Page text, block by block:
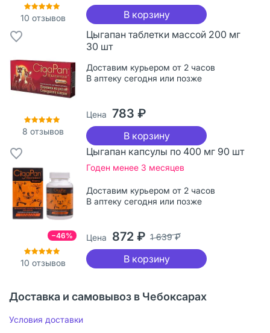
10 отзывов В корзину
8 отзывов
Цыгапан таблетки массой 200 мг
30 шт
Доставим курьером от 2 часов
В аптеку сегодня или позже
Цена 783 ₽
В корзину
−46%
10 отзывов
Цыгапан капсулы по 400 мг 90 шт
Годен менее 3 месяцев
Доставим курьером от 2 часов
В аптеку сегодня или позже
Цена 872 ₽ 1 639 ₽
В корзину
Доставка и самовывоз в Чебоксарах
Условия доставки